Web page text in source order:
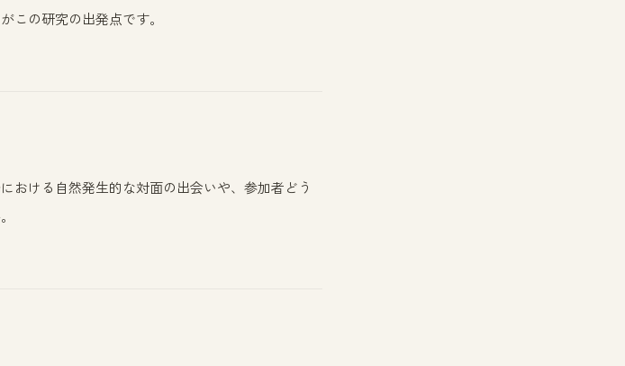
この研究の出発点です。
おける自然発生的な対面の出会いや、参加者どう